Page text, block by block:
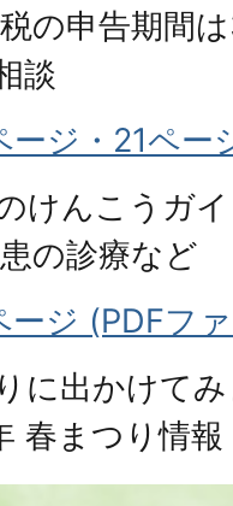
の申告期間
談
ージ・21ペー
けんこうガイ
の診療など
ージ (PDFフ
に出かけて
春まつり情報